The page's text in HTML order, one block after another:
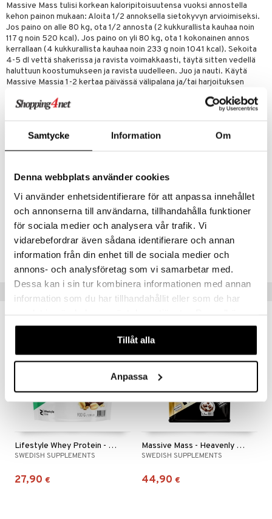
Samtycke Information Om
Denna webbplats använder cookies
Vi använder enhetsidentifierare för att anpassa innehållet
och annonserna till användarna, tillhandahålla funktioner
för sociala medier och analysera vår trafik. Vi
vidarebefordrar även sådana identifierare och annan
information från din enhet till de sociala medier och
annons- och analysföretag som vi samarbetar med.
Dessa kan i sin tur kombinera informationen med annan
information som du har tillhandahållit eller som de har
våra cookies vid fortsatt användande av vår webbplats.
Tillåt alla
Anpassa
Massive Mass tulisi korkean kaloripitoisuutensa vuoksi annostella
kehon painon mukaan: Aloita 1/2 annoksella sietokyvyn arvioimiseksi.
Jos paino on alle 80 kg, ota 1/2 annosta (2 kukkurallista kauhaa noin
117 g noin 520 kcal). Jos paino on yli 80 kg, ota 1 kokonainen annos
kerrallaan (4 kukkurallista kauhaa noin 233 g noin 1041 kcal). Sekoita
4-5 dl vettä shakerissa ja ravista voimakkaasti, täytä sitten vedellä
haluttuun koostumukseen ja ravista uudelleen. Juo ja nauti. Käytä
Massive Massia 1-2 kertaa päivässä välipalana ja/tai harjoituksen
Ainesosat
maitojauhe, Misellaarinen Kaseiini (maitoproteiini), Kookosrasva
(sisältää MCT-rasvaa) Kreatiinimonohydraatti (Creapure®),
Emulgointiaine: E322 (auringonkukka), kasvirasva (auringonkukka),
sakeuttamisaine: E412, aromit, väriaine: (E162 – koskee mansikan
makua), (kaakao – koskee toffee/suklaan makua), Vitamiiniseos*
Tuotenumero
FFUJH-U7-3.5
Vinkkejä sinulle
Lifestyle Whey Protein - Chocolate Peanutbutter
SWEDISH SUPPLEMENTS
27,90 €
Massive Mass - Heavenly Rich Chocolate
SWEDISH SUPPLEMENTS
44,90 €